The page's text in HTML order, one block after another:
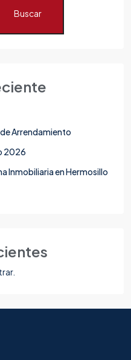
Buscar
Arrendamiento
2026
Inmobiliaria en Hermosillo